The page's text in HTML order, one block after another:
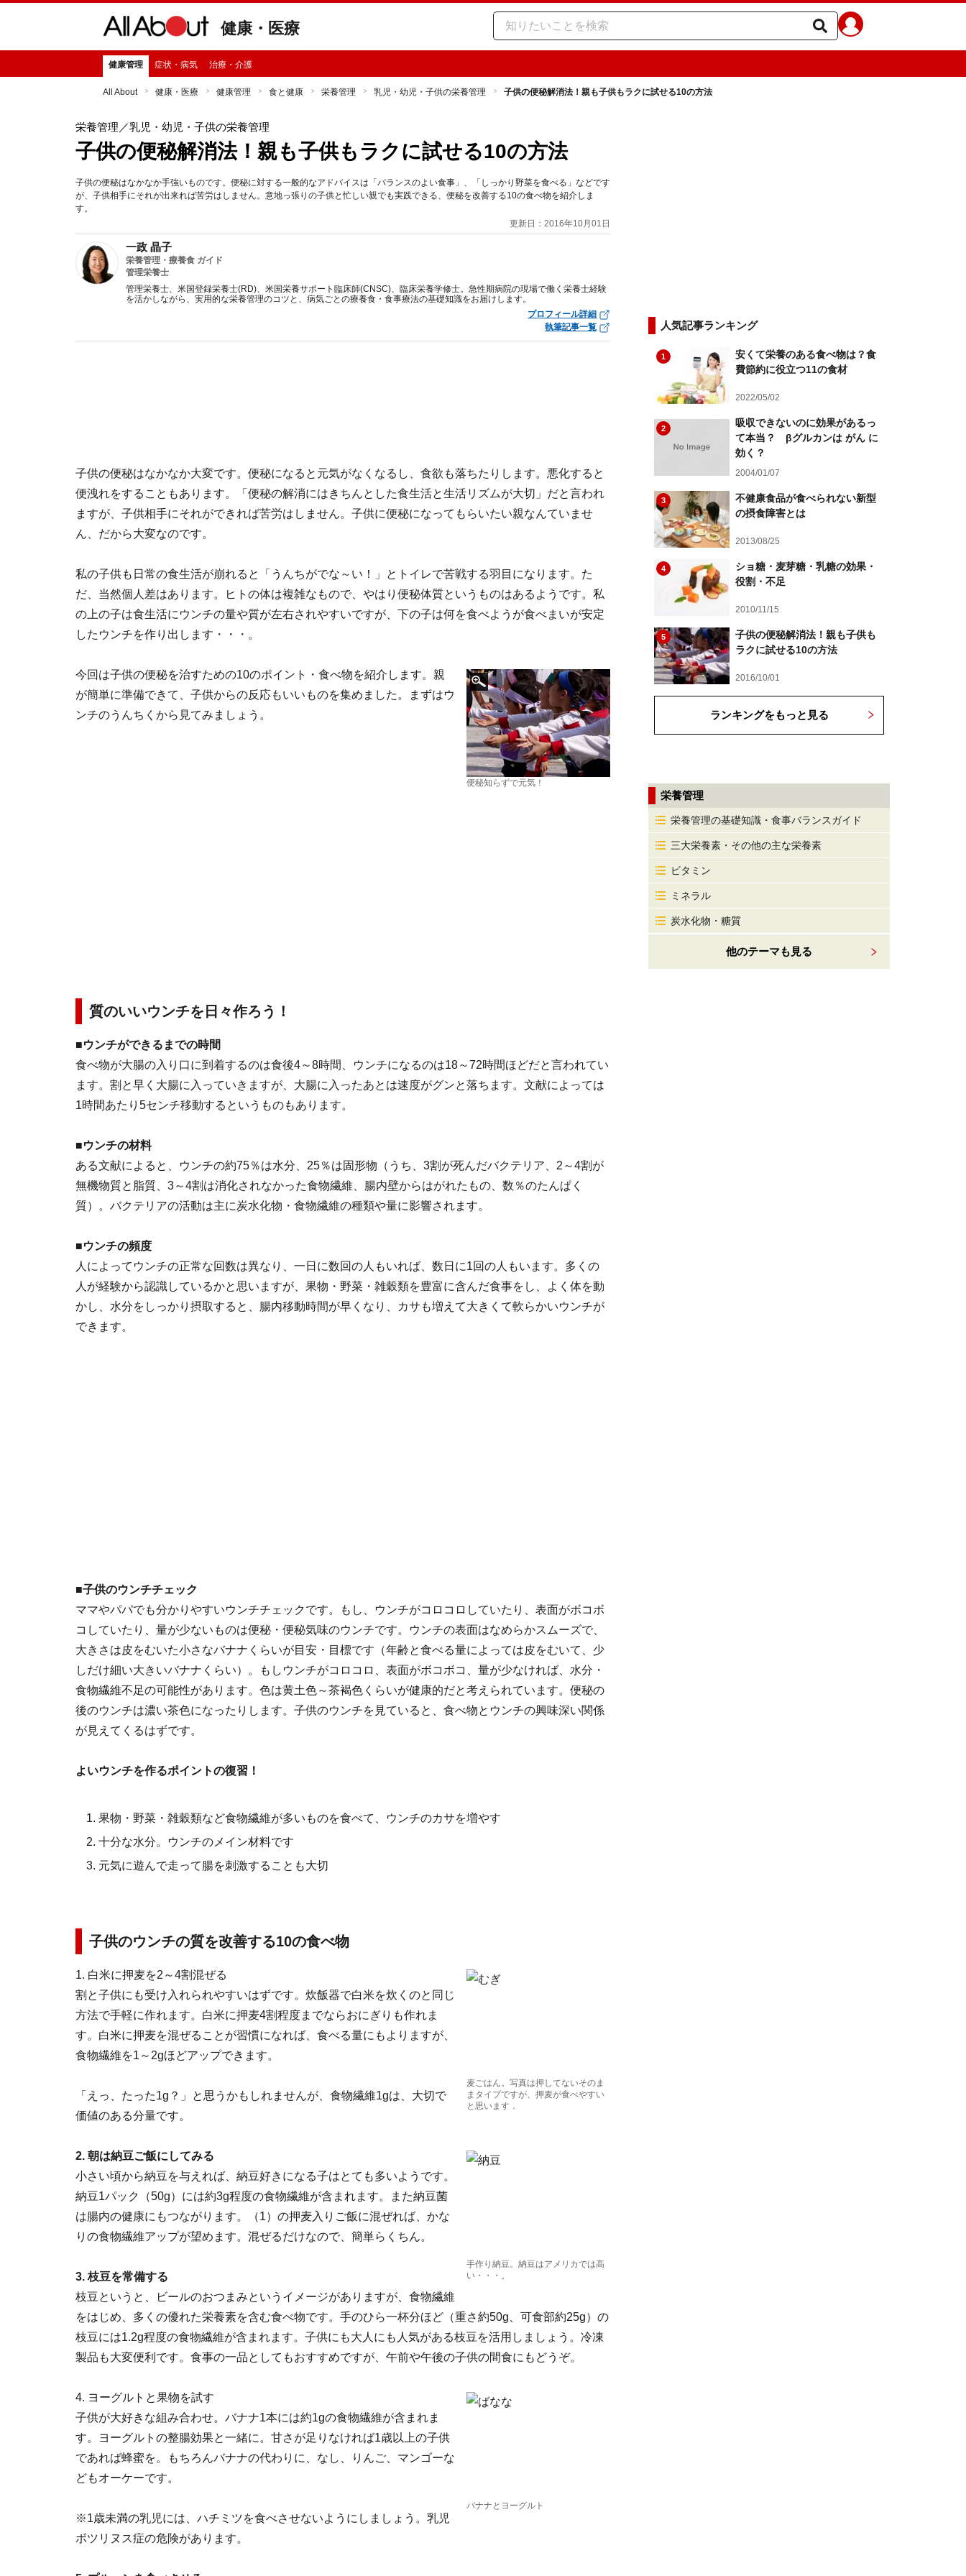
健康・医療
健康管理 症状・病気 治療・介護
All About 健康・医療 健康管理 食と健康 栄養管理 乳児・幼児・子供の栄養管理 子供の便秘解消法！親も子供もラクに試せる10の方法
栄養管理 ／乳児・幼児・子供の栄養管理
子供の便秘解消法！親も子供もラクに試せる10の方法
子供の便秘はなかなか手強いものです。便秘に対する一般的なアドバイスは「バランスのよい食事」、「しっかり野菜を食べる」などです
が、子供相手にそれが出来れば苦労はしません。意地っ張りの子供と忙しい親でも実践できる、便秘を改善する10の食べ物を紹介しま
す。
更新日：2016年10月01日
一政 晶子
栄養管理・療養食 ガイド
管理栄養士
管理栄養士、米国登録栄養士(RD)、米国栄養サポート臨床師(CNSC)、臨床栄養学修士。急性期病院の現場で働く栄養士経験
を活かしながら、実用的な栄養管理のコツと、病気ごとの療養食・食事療法の基礎知識をお届けします。
プロフィール詳細
執筆記事一覧
子供の便秘はなかなか大変です。便秘になると元気がなくなるし、食欲も落ちたりします。悪化すると
便洩れをすることもあります。「便秘の解消にはきちんとした食生活と生活リズムが大切」だと言われ
ますが、子供相手にそれができれば苦労はしません。子供に便秘になってもらいたい親なんていませ
ん、だから大変なのです。
私の子供も日常の食生活が崩れると「うんちがでな～い！」とトイレで苦戦する羽目になります。た
だ、当然個人差はあります。ヒトの体は複雑なもので、やはり便秘体質というものはあるようです。私
の上の子は食生活にウンチの量や質が左右されやすいですが、下の子は何を食べようが食べまいが安定
したウンチを作り出します・・・。
便秘知らずで元気！
今回は子供の便秘を治すための10のポイント・食べ物を紹介します。親
が簡単に準備できて、子供からの反応もいいものを集めました。まずはウ
ンチのうんちくから見てみましょう。
質のいいウンチを日々作ろう！
■ウンチができるまでの時間
食べ物が大腸の入り口に到着するのは食後4～8時間、ウンチになるのは18～72時間ほどだと言われてい
ます。割と早く大腸に入っていきますが、大腸に入ったあとは速度がグンと落ちます。文献によっては
1時間あたり5センチ移動するというものもあります。
■ウンチの材料
ある文献によると、ウンチの約75％は水分、25％は固形物（うち、3割が死んだバクテリア、2～4割が
無機物質と脂質、3～4割は消化されなかった食物繊維、腸内壁からはがれたもの、数％のたんぱく
質）。バクテリアの活動は主に炭水化物・食物繊維の種類や量に影響されます。
■ウンチの頻度
人によってウンチの正常な回数は異なり、一日に数回の人もいれば、数日に1回の人もいます。多くの
人が経験から認識しているかと思いますが、果物・野菜・雑穀類を豊富に含んだ食事をし、よく体を動
かし、水分をしっかり摂取すると、腸内移動時間が早くなり、カサも増えて大きくて軟らかいウンチが
できます。
■子供のウンチチェック
ママやパパでも分かりやすいウンチチェックです。もし、ウンチがコロコロしていたり、表面がボコボ
コしていたり、量が少ないものは便秘・便秘気味のウンチです。ウンチの表面はなめらかスムーズで、
大きさは皮をむいた小さなバナナくらいが目安・目標です（年齢と食べる量によっては皮をむいて、少
しだけ細い大きいバナナくらい）。もしウンチがコロコロ、表面がボコボコ、量が少なければ、水分・
食物繊維不足の可能性があります。色は黄土色～茶褐色くらいが健康的だと考えられています。便秘の
後のウンチは濃い茶色になったりします。子供のウンチを見ていると、食べ物とウンチの興味深い関係
が見えてくるはずです。
よいウンチを作るポイントの復習！
果物・野菜・雑穀類など食物繊維が多いものを食べて、ウンチのカサを増やす
十分な水分。ウンチのメイン材料です
元気に遊んで走って腸を刺激することも大切
子供のウンチの質を改善する10の食べ物
麦ごはん。写真は押してないそのま
まタイプですが、押麦が食べやすい
と思います．
1. 白米に押麦を2～4割混ぜる
割と子供にも受け入れられやすいはずです。炊飯器で白米を炊くのと同じ
方法で手軽に作れます。白米に押麦4割程度までならおにぎりも作れま
す。白米に押麦を混ぜることが習慣になれば、食べる量にもよりますが、
食物繊維を1～2gほどアップできます。
「えっ、たった1g？」と思うかもしれませんが、食物繊維1gは、大切で
価値のある分量です。
手作り納豆。納豆はアメリカでは高
い・・・。
2. 朝は納豆ご飯にしてみる
小さい頃から納豆を与えれば、納豆好きになる子はとても多いようです。
納豆1パック（50g）には約3g程度の食物繊維が含まれます。また納豆菌
は腸内の健康にもつながります。（1）の押麦入りご飯に混ぜれば、かな
りの食物繊維アップが望めます。混ぜるだけなので、簡単らくちん。
3. 枝豆を常備する
枝豆というと、ビールのおつまみというイメージがありますが、食物繊維
をはじめ、多くの優れた栄養素を含む食べ物です。手のひら一杯分ほど（重さ約50g、可食部約25g）の
枝豆には1.2g程度の食物繊維が含まれます。子供にも大人にも人気がある枝豆を活用しましょう。冷凍
製品も大変便利です。食事の一品としてもおすすめですが、午前や午後の子供の間食にもどうぞ。
バナナとヨーグルト
4. ヨーグルトと果物を試す
子供が大好きな組み合わせ。バナナ1本には約1gの食物繊維が含まれま
す。ヨーグルトの整腸効果と一緒に。甘さが足りなければ1歳以上の子供
であれば蜂蜜を。もちろんバナナの代わりに、なし、りんご、マンゴーな
どもオーケーです。
※1歳未満の乳児には、ハチミツを食べさせないようにしましょう。乳児
ボツリヌス症の危険があります。
人気記事ランキング
1
安くて栄養のある食べ物は？食
費節約に役立つ11の食材
2022/05/02
2
吸収できないのに効果があるっ
て本当？ βグルカンは がん に
効く？
2004/01/07
3
不健康食品が食べられない新型
の摂食障害とは
2013/08/25
4
ショ糖・麦芽糖・乳糖の効果・
役割・不足
2010/11/15
5
子供の便秘解消法！親も子供も
ラクに試せる10の方法
2016/10/01
ランキングをもっと見る
栄養管理
栄養管理の基礎知識・食事バランスガイド
三大栄養素・その他の主な栄養素
ビタミン
ミネラル
炭水化物・糖質
他のテーマも見る